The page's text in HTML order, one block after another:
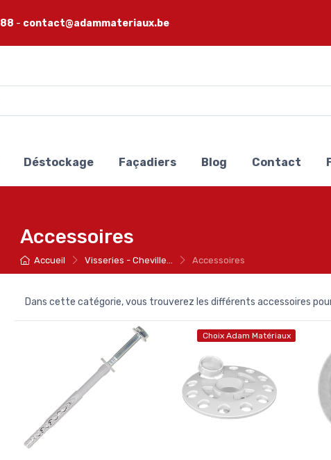
- contact@adammateriaux.be
Déstockage Façadiers Blog Contact
Accessoires
Accueil Visseries - Cheville... Accessoires
Dans cette catégorie, vous trouverez les différents accessoires
Choix Adam Matériaux